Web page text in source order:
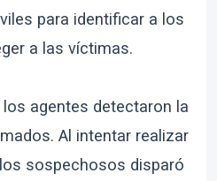
para identificar a los
a las víctimas.
agentes detectaron la
Al intentar realizar
sospechosos disparó